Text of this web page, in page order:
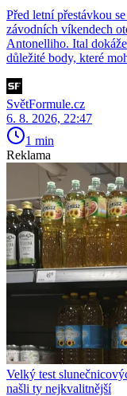
Před letní přestávkou
závodních víkendech
Antonelliho. Ital
důležité body, které
SvětFormule.cz
6. 8. 2026, 22:47
1 min
Reklama
Velký test
našli ty nejkvalitnější